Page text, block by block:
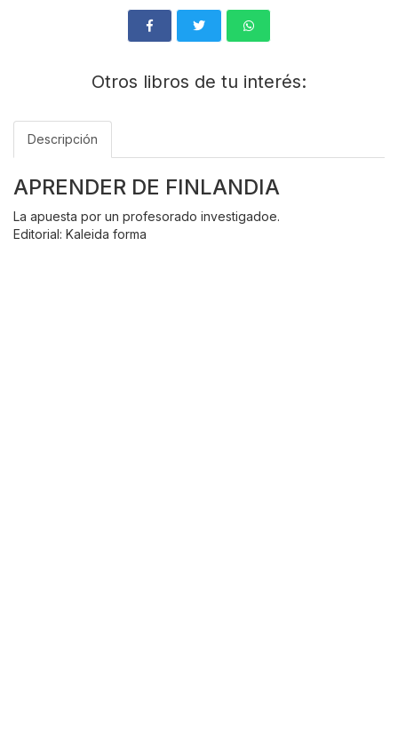
Otros libros de tu interés:
Descripción
APRENDER DE FINLANDIA
La apuesta por un profesorado investigadoe.
Editorial: Kaleida forma